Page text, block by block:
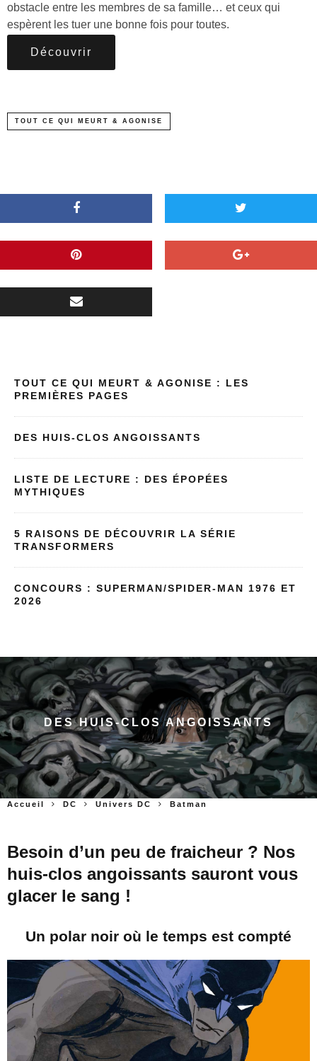
obstacle entre les membres de sa famille… et ceux qui
espèrent les tuer une bonne fois pour toutes.
Découvrir
TOUT CE QUI MEURT & AGONISE
TOUT CE QUI MEURT & AGONISE : LES
PREMIÈRES PAGES
DES HUIS-CLOS ANGOISSANTS
LISTE DE LECTURE : DES ÉPOPÉES
MYTHIQUES
5 RAISONS DE DÉCOUVRIR LA SÉRIE
TRANSFORMERS
CONCOURS : SUPERMAN/SPIDER-MAN 1976 ET
2026
DES HUIS-CLOS ANGOISSANTS
Accueil DC Univers DC Batman
Besoin d’un peu de fraicheur ? Nos
huis-clos angoissants sauront vous
glacer le sang !
Un polar noir où le temps est compté